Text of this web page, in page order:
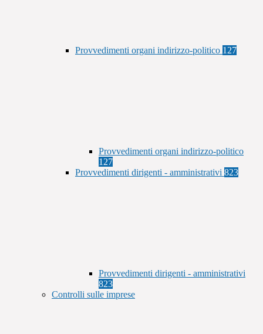
Provvedimenti organi indirizzo-politico 127
Provvedimenti organi indirizzo-politico
127
Provvedimenti dirigenti - amministrativi 823
Provvedimenti dirigenti - amministrativi
823
Controlli sulle imprese